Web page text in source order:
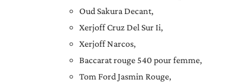
Oud Sakura Decant,
Xerjoff Cruz Del Sur Ii,
Xerjoff Narcos,
Baccarat rouge 540 pour femme,
Tom Ford Jasmin Rouge,